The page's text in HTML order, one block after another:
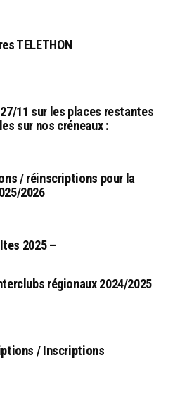
TELETHON
11 sur les places restantes
sur nos créneaux :
/ réinscriptions pour la
2026
2025 –
régionaux 2024/2025
/ Inscriptions